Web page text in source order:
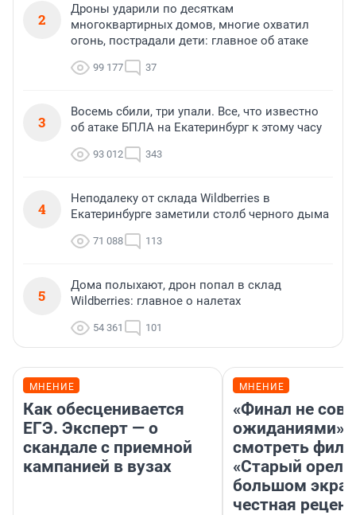
2
Дроны ударили по десяткам
многоквартирных домов, многие охватил
огонь, пострадали дети: главное об атаке
99 177 37
3
Восемь сбили, три упали. Все, что известно
об атаке БПЛА на Екатеринбург к этому часу
93 012 343
4
Неподалеку от склада Wildberries в
Екатеринбурге заметили столб черного дыма
71 088 113
5
Дома полыхают, дрон попал в склад
Wildberries: главное о налетах
54 361 101
МНЕНИЕ
Как обесценивается
ЕГЭ. Эксперт — о
скандале с приемной
кампанией в вузах
МНЕНИЕ
«Финал не
ожиданиями»:
смотреть
«Старый орел»
большом
честная